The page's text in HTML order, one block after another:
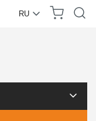
RU